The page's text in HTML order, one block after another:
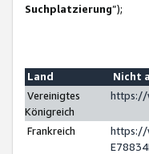
Suchplatzierung”);
Land
Nicht
Vereinigtes
Königreich
https://
Frankreich
https://